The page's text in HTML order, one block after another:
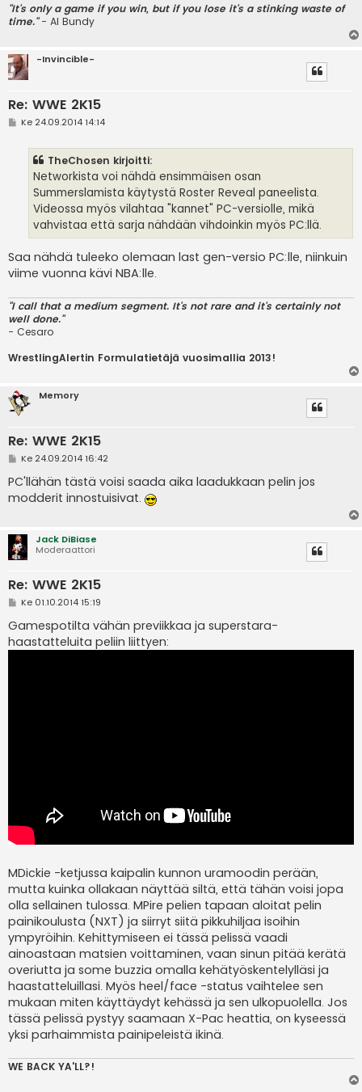
"It's only a game if you win, but if you lose it's a stinking waste of
time."- Al Bundy
-Invincible-
Re: WWE 2K15
VKe 24.09.2014 14:14
TheChosen kirjoitti:
Networkista voi nähdä ensimmäisen osan
Summerslamista käytystä Roster Reveal paneelista.
Videossa myös vilahtaa "kannet" PC-versiolle, mikä
vahvistaa että sarja nähdään vihdoinkin myös PC:llä.
Saa nähdä tuleeko olemaan last gen-versio PC:lle, niinkuin
viime vuonna kävi NBA:lle.
"I call that a medium segment. It's not rare and it's certainly not
well done."
- Cesaro
WrestlingAlertin Formulatietäjä vuosimallia 2013!
Memory
Re: WWE 2K15
V
e
s
t
Ke 24.09.2014 16:42
PC'llähän tästä voisi saada aika laadukkaan pelin jos
modderit innostuisivat.
Jack DiBiase
Moderaattori
Re: WWE 2K15
V
e
s
t
i
Ke 01.10.2014 15:19
Gamespotilta vähän previikkaa ja superstara-
haastatteluita peliin liittyen:
MDickie -ketjussa kaipalin kunnon uramoodin perään,
mutta kuinka ollakaan näyttää siltä, että tähän voisi jopa
olla sellainen tulossa. MPire pelien tapaan aloitat pelin
painikoulusta (NXT) ja siirryt siitä pikkuhiljaa isoihin
ympyröihin. Kehittymiseen ei tässä pelissä vaadi
ainoastaan matsien voittaminen, vaan sinun pitää kerätä
overiutta ja some buzzia omalla kehätyöskentelylläsi ja
haastatteluillasi. Myös heel/face -status vaihtelee sen
mukaan miten käyttäydyt kehässä ja sen ulkopuolella. Jos
tässä pelissä pystyy saamaan X-Pac heattia, on kyseessä
yksi parhaimmista painipeleistä ikinä.
WE BACK YA'LL?!